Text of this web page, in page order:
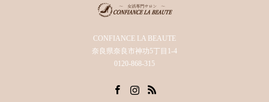
CONFIANCE LA BEAUTE
奈良県奈良市神功5丁目1-4
0120-868-315